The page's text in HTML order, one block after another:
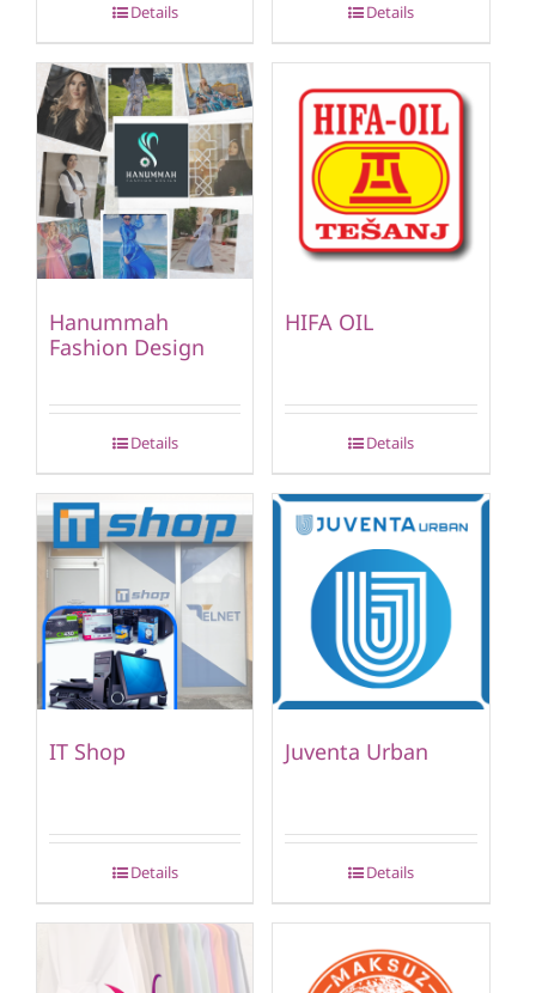
Details Details
Hanummah
Fashion Design
Details
HIFA OIL
Details
IT Shop
Details
Juventa Urban
Details